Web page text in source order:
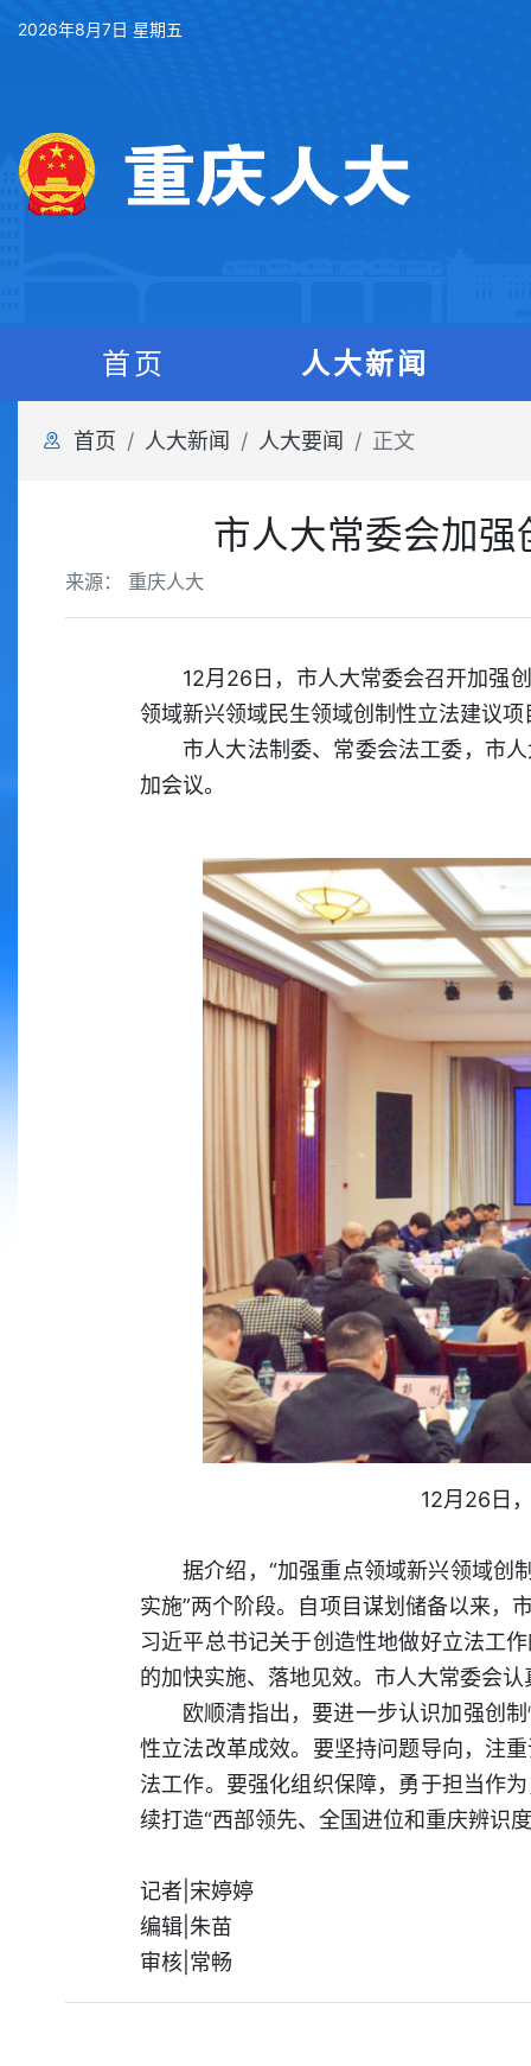
2026年8月7日 星期五
首页 人大新闻
首页 人大新闻 人大要闻 正文
市人大常委会加
来源： 重庆人大
12月26日，市人大常委会召开加强
领域新兴领域民生领域创制性立法建议
市人大法制委、常委会法工委，市
加会议。
12月26日
据介绍，“加强重点领域新兴领域创
实施”两个阶段。自项目谋划储备以来，
习近平总书记关于创造性地做好立法工
的加快实施、落地见效。市人大常委会
欧顺清指出，要进一步认识加强创
性立法改革成效。要坚持问题导向，注
法工作。要强化组织保障，勇于担当作
续打造“西部领先、全国进位和重庆辨识
记者|宋婷婷
编辑|朱苗
审核|常畅